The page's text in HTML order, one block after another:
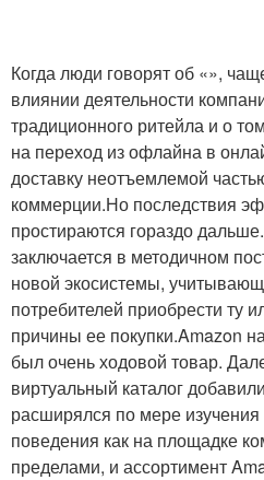
Когда люди говорят об «»,
влиянии деятельности
традиционного ритейла и о
на переход из офлайна в
доставку неотъемлемой
коммерции.Но последствия
простираются гораздо
заключается в методичном
новой экосистемы,
потребителей приобрести ту
причины ее покупки.Amazon
был очень ходовой товар.
виртуальный каталог
расширялся по мере изучения
поведения как на площадке
пределами, и ассортимент